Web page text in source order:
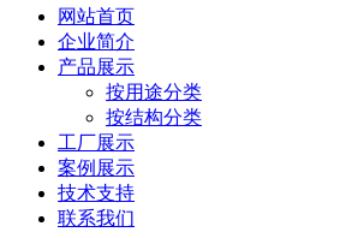
网站首页
企业简介
产品展示
按用途分类
按结构分类
工厂展示
案例展示
技术支持
联系我们